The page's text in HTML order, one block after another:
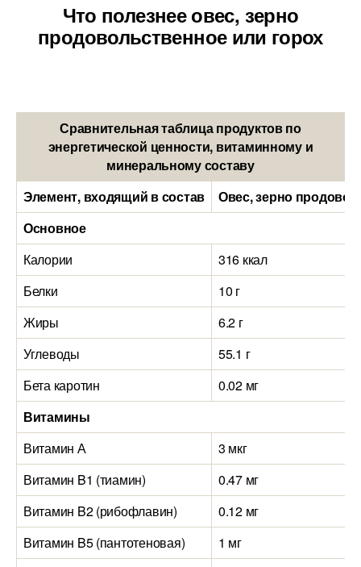
Что полезнее овес, зерно
продовольственное или горох
Сравнительная таблица продуктов по
энергетической ценности, витаминному и
минеральному составу
Элемент, входящий в состав
Овес, зерно
Основное
Калории
316 ккал
Белки
10 г
Жиры
6.2 г
Углеводы
55.1 г
Бета каротин
0.02 мг
Витамины
Витамин А
3 мкг
Витамин B1 (тиамин)
0.47 мг
Витамин B2 (рибофлавин)
0.12 мг
Витамин B5 (пантотеновая)
1 мг